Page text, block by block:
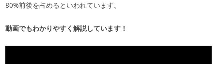
80%前後を占めるといわれています。
動画でもわかりやすく解説しています！